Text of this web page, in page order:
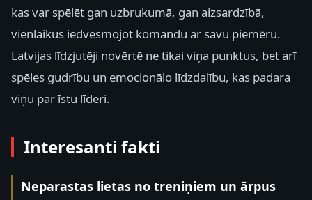
kas var spēlēt gan uzbrukumā, gan aizsardzībā,
vienlaikus iedvesmojot komandu ar savu piemēru.
Latvijas līdzjutēji novērtē ne tikai viņa punktus, bet arī
spēles gudrību un emocionālo līdzdalību, kas padara
viņu par īstu līderi.
Interesanti fakti
Neparastas lietas no treniņiem un ārpus